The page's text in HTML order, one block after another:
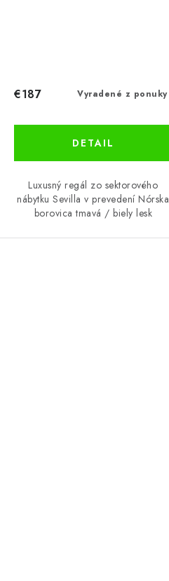
Vyradené z ponuky
€187
DETAIL
Luxusný regál zo sektorového
nábytku Sevilla v prevedení Nórska
borovica tmavá / biely lesk